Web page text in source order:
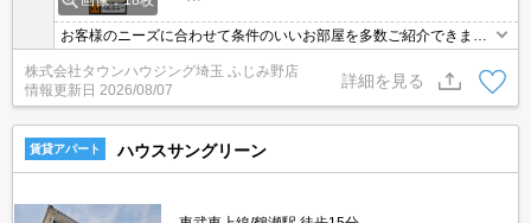
お客様のニーズに合わせて条件のいいお部屋を多数ご紹介できます♪
情報数No.1のタウンハウジングまで是非お問い合わせください！
株式会社タウンハウジング埼玉 ふじみ野店
情報更新日 2026/08/07
詳細を見る
賃貸アパート ハウスサングリーン